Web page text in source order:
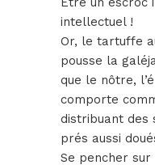
intellectuel !
Or, le tartuffe
pousse la
que le nôtre,
comporte
distribuant des
prés aussi
Se pencher